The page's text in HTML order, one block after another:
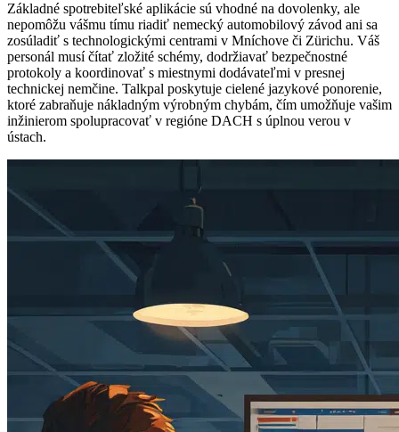
Základné spotrebiteľské aplikácie sú vhodné na dovolenky, ale
nepomôžu vášmu tímu riadiť nemecký automobilový závod ani sa
zosúladiť s technologickými centrami v Mníchove či Zürichu. Váš
personál musí čítať zložité schémy, dodržiavať bezpečnostné
protokoly a koordinovať s miestnymi dodávateľmi v presnej
technickej nemčine. Talkpal poskytuje cielené jazykové ponorenie,
ktoré zabraňuje nákladným výrobným chybám, čím umožňuje vašim
inžinierom spolupracovať v regióne DACH s úplnou verou v
ústach.